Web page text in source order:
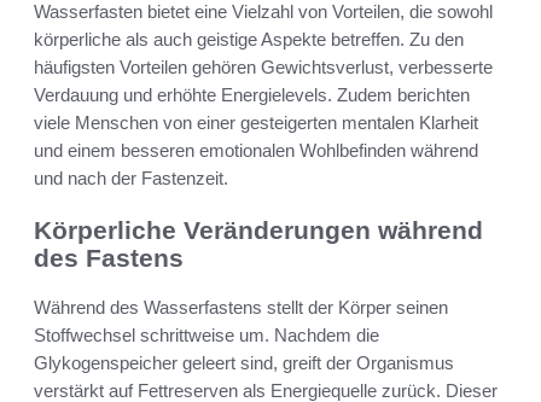
Wasserfasten bietet eine Vielzahl von Vorteilen, die sowohl
körperliche als auch geistige Aspekte betreffen. Zu den
häufigsten Vorteilen gehören Gewichtsverlust, verbesserte
Verdauung und erhöhte Energielevels. Zudem berichten
viele Menschen von einer gesteigerten mentalen Klarheit
und einem besseren emotionalen Wohlbefinden während
und nach der Fastenzeit.
Körperliche Veränderungen während
des Fastens
Während des Wasserfastens stellt der Körper seinen
Stoffwechsel schrittweise um. Nachdem die
Glykogenspeicher geleert sind, greift der Organismus
verstärkt auf Fettreserven als Energiequelle zurück. Dieser